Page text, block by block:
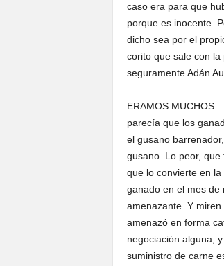
caso era para que
porque es inocente.
dicho sea por el
corito que sale con la
seguramente Adán
ERAMOS
parecía que los
el gusano
gusano. Lo peor,
que lo convierte en
ganado en el mes
amenazante. Y
amenazó en forma
negociación alguna,
suministro de carne